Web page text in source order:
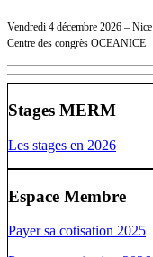
Vendredi 4 décembre 2026 – Nice
Centre des congrès OCEANICE
Stages MERM
Les stages en 2026
Espace Membre
Payer sa cotisation 2025